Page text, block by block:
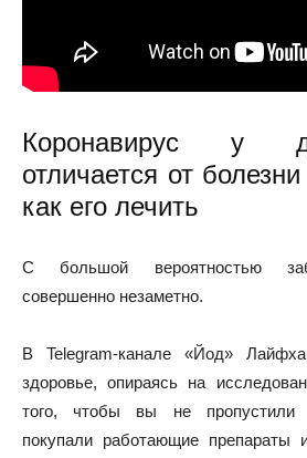
Коронавирус у
отличается от
как его лечить
С большой вероятностью
совершенно незаметно.
В Telegram-канале «Йод»
здоровье, опираясь на
того, чтобы вы не пропустили
покупали работающие препараты